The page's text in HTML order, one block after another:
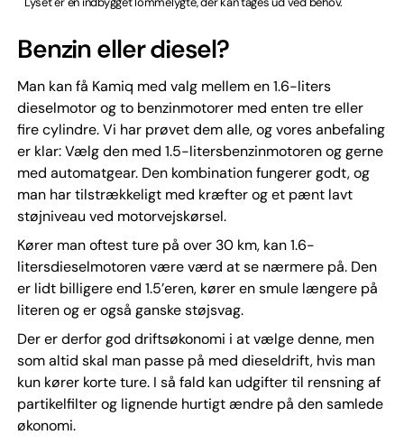
Benzin eller diesel?
Man kan få Kamiq med valg mellem en 1.6-liters
dieselmotor og to benzinmotorer med enten tre eller
fire cylindre. Vi har prøvet dem alle, og vores anbefaling
er klar: Vælg den med 1.5-litersbenzinmotoren og gerne
med automatgear. Den kombination fungerer godt, og
man har tilstrækkeligt med kræfter og et pænt lavt
støjniveau ved motorvejskørsel.
Kører man oftest ture på over 30 km, kan 1.6-
litersdieselmotoren være værd at se nærmere på. Den
er lidt billigere end 1.5’eren, kører en smule længere på
literen og er også ganske støjsvag.
Der er derfor god driftsøkonomi i at vælge denne, men
som altid skal man passe på med dieseldrift, hvis man
kun kører korte ture. I så fald kan udgifter til rensning af
partikelfilter og lignende hurtigt ændre på den samlede
økonomi.